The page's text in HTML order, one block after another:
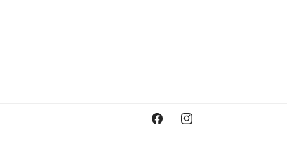
FacebookInstagram